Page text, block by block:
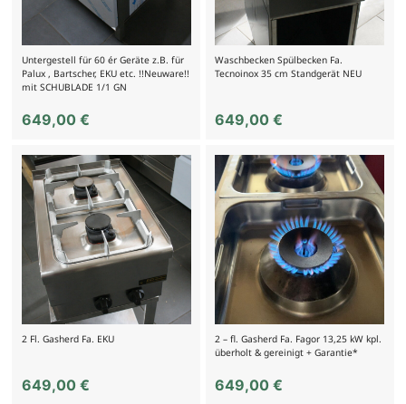
Untergestell für 60 ér Geräte z.B. für
Palux , Bartscher, EKU etc. !!Neuware!!
mit SCHUBLADE 1/1 GN
649,00 €
Waschbecken Spülbecken Fa.
Tecnoinox 35 cm Standgerät NEU
649,00€
2 Fl. Gasherd Fa. EKU
649,00 €
2 – fl. Gasherd Fa. Fagor 13,25 kW kpl.
überholt & gereinigt + Garantie*
649,00€